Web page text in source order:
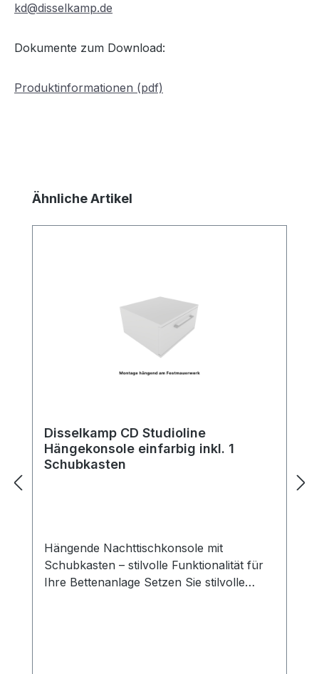
kd@disselkamp.de
Dokumente zum Download:
Produktinformationen (pdf)
Produktgalerie überspringen
Ähnliche Artikel
Disselkamp CD Studioline
Hängekonsole einfarbig inkl. 1
Schubkasten
Hängende Nachttischkonsole mit
Schubkasten – stilvolle Funktionalität für
Ihre Bettenanlage Setzen Sie stilvolle